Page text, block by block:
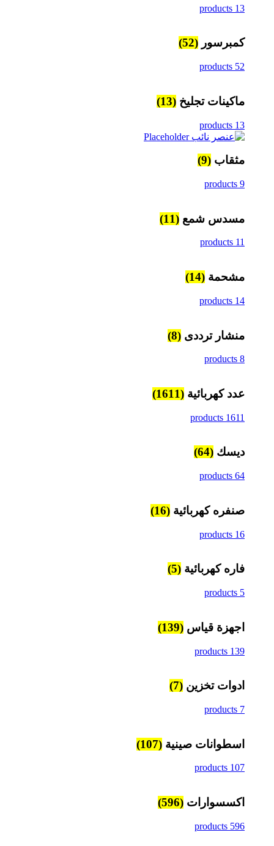
13 products
كمبرسور (52)
52 products
ماكينات تجليخ (13)
13 products
مثقاب (9)
9 products
مسدس شمع (11)
11 products
مشحمة (14)
14 products
منشار ترددى (8)
8 products
عدد كهربائية (1611)
1611 products
ديسك (64)
64 products
صنفره كهربائية (16)
16 products
فاره كهربائية (5)
5 products
اجهزة قياس (139)
139 products
ادوات تخزين (7)
7 products
اسطوانات صينية (107)
107 products
اكسسوارات (596)
596 products